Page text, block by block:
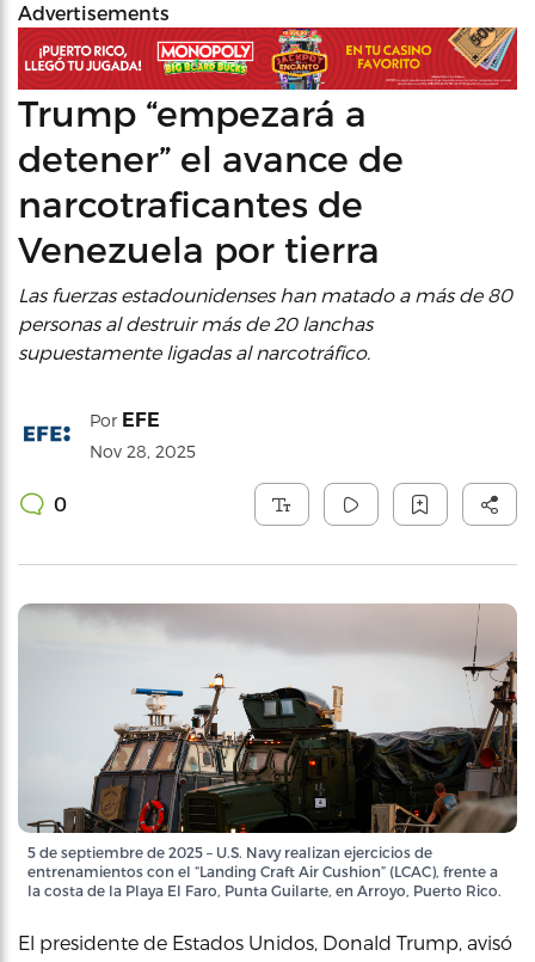
Advertisements
Trump “empezará a
detener” el avance de
narcotraficantes de
Venezuela por tierra
Las fuerzas estadounidenses han matado a más de 80
personas al destruir más de 20 lanchas
supuestamente ligadas al narcotráfico.
Por EFE
Nov 28, 2025
0
5 de septiembre de 2025 – U.S. Navy realizan ejercicios de
entrenamientos con el “Landing Craft Air Cushion” (LCAC), frente a
la costa de la Playa El Faro, Punta Guilarte, en Arroyo, Puerto Rico.
El presidente de Estados Unidos, Donald Trump, avisó